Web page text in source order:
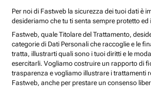
Per noi di Fastweb la sicurezza dei tuoi dati è
desideriamo che tu ti senta sempre protetto
Fastweb, quale Titolare del Trattamento,
categorie di Dati Personali che raccoglie e le
tratta, illustrarti quali sono i tuoi diritti e le
esercitarli. Vogliamo costruire un rapporto di
trasparenza e vogliamo illustrare i trattamenti
Fastweb, anche per prestare un consenso